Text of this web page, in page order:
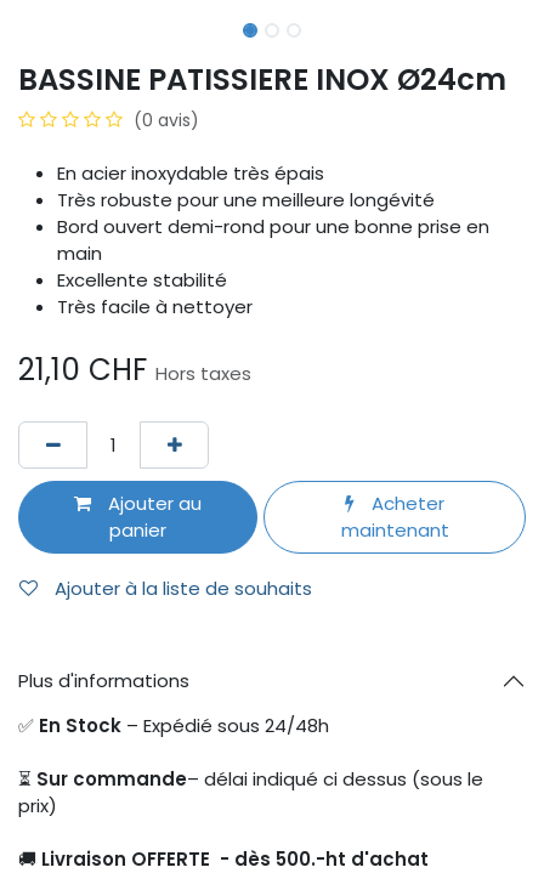
BASSINE PATISSIERE INOX Ø24cm
(0 avis)
En acier inoxydable très épais
Très robuste pour une meilleure longévité
Bord ouvert demi-rond pour une bonne prise en
main
Excellente stabilité
Très facile à nettoyer
21,10 CHF Hors taxes
Ajouter au
panier
Acheter
maintenant
Ajouter à la liste de souhaits
Plus d'informations
✅ En Stock – Expédié sous 24/48h
⏳ Sur commande– délai indiqué ci dessus (sous le
prix)
🚚 Livraison OFFERTE - dès 500.-ht d'achat